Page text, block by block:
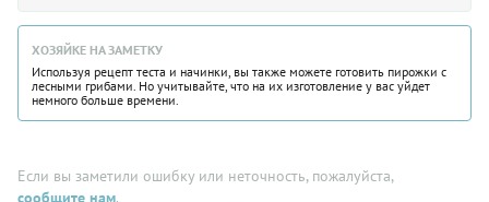
ХОЗЯЙКЕ НА ЗАМЕТКУ
Используя рецепт теста и начинки, вы также можете готовить пирожки с
лесными грибами. Но учитывайте, что на их изготовление у вас уйдет
немного больше времени.
Если вы заметили ошибку или неточность, пожалуйста,
сообщите нам.